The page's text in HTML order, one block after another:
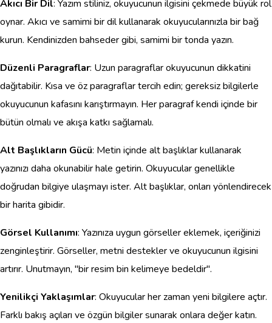
Akıcı Bir Dil: Yazım stiliniz, okuyucunun ilgisini çekmede büyük rol
oynar. Akıcı ve samimi bir dil kullanarak okuyucularınızla bir bağ
kurun. Kendinizden bahseder gibi, samimi bir tonda yazın.
Düzenli Paragraflar: Uzun paragraflar okuyucunun dikkatini
dağıtabilir. Kısa ve öz paragraflar tercih edin; gereksiz bilgilerle
okuyucunun kafasını karıştırmayın. Her paragraf kendi içinde bir
bütün olmalı ve akışa katkı sağlamalı.
Alt Başlıkların Gücü: Metin içinde alt başlıklar kullanarak
yazınızı daha okunabilir hale getirin. Okuyucular genellikle
doğrudan bilgiye ulaşmayı ister. Alt başlıklar, onları yönlendirecek
bir harita gibidir.
Görsel Kullanımı: Yazınıza uygun görseller eklemek, içeriğinizi
zenginleştirir. Görseller, metni destekler ve okuyucunun ilgisini
artırır. Unutmayın, "bir resim bin kelimeye bedeldir".
Yenilikçi Yaklaşımlar: Okuyucular her zaman yeni bilgilere açtır.
Farklı bakış açıları ve özgün bilgiler sunarak onlara değer katın.